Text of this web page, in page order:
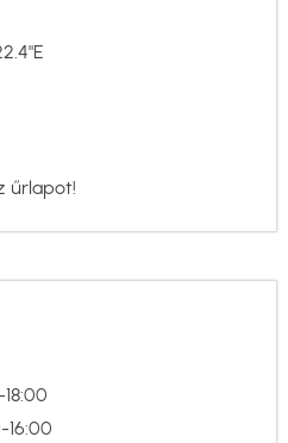
űrlapot!
16:00